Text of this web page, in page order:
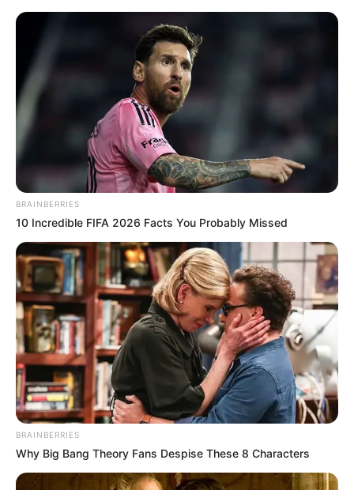
BRAINBERRIES
10 Incredible FIFA 2026 Facts You Probably Missed
BRAINBERRIES
Why Big Bang Theory Fans Despise These 8 Characters